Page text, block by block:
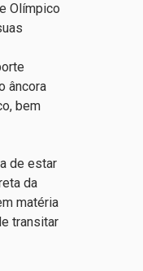
Olímpico
âncora
bem
de estar
da
matéria
transitar